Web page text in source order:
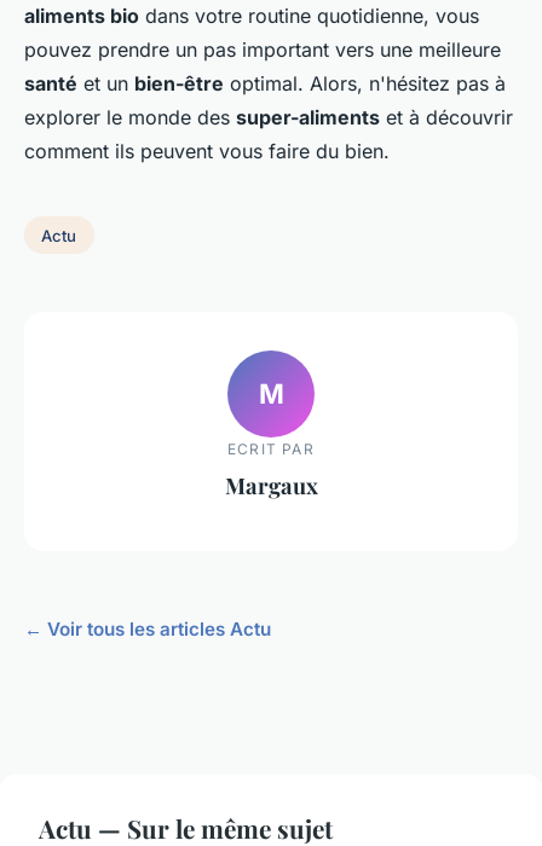
aliments bio dans votre routine quotidienne, vous
pouvez prendre un pas important vers une meilleure
santé et un bien-être optimal. Alors, n'hésitez pas à
explorer le monde des super-aliments et à découvrir
comment ils peuvent vous faire du bien.
Actu
M
ECRIT PAR
Margaux
← Voir tous les articles Actu
Actu — Sur le même sujet